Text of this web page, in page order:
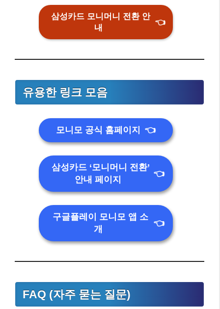
삼성카드 모니머니 전환 안
내
👈
유용한 링크 모음
모니모 공식 홈페이지👈
삼성카드 ‘모니머니 전환’
안내 페이지
👈
구글플레이 모니모 앱 소
개
👈
FAQ (자주 묻는 질문)